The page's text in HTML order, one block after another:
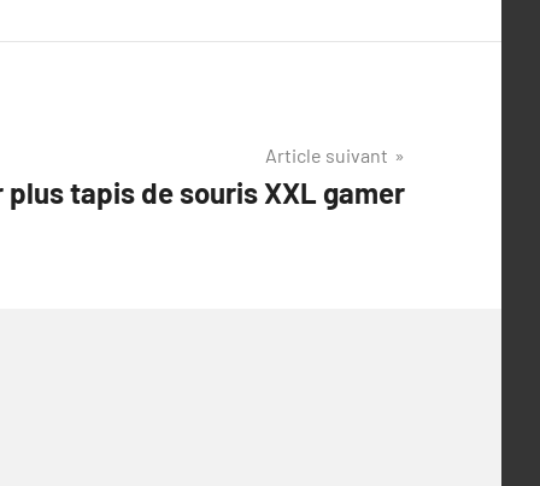
Article suivant
plus tapis de souris XXL gamer